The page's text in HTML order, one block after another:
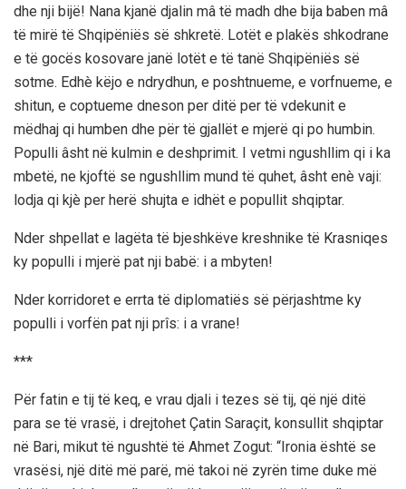
dhe nji bijë! Nana kjanë djalin mâ të madh dhe bija baben mâ
të mirë të Shqipëniës së shkretë. Lotët e plakës shkodrane
e të gocës kosovare janë lotët e të tanë Shqipëniës së
sotme. Edhè këjo e ndrydhun, e poshtnueme, e vorfnueme, e
shitun, e coptueme dneson per ditë per të vdekunit e
mëdhaj qi humben dhe për të gjallët e mjerë qi po humbin.
Populli âsht në kulmin e deshprimit. I vetmi ngushllim qi i ka
mbetë, ne kjoftë se ngushllim mund të quhet, âsht enè vaji:
lodja qi kjè per herë shujta e idhët e popullit shqiptar.
Nder shpellat e lagëta të bjeshkëve kreshnike të Krasniqes
ky populli i mjerë pat nji babë: i a mbyten!
Nder korridoret e errta të diplomatiës së përjashtme ky
populli i vorfën pat nji prîs: i a vrane!
***
Për fatin e tij të keq, e vrau djali i tezes së tij, që një ditë
para se të vrasë, i drejtohet Çatin Saraçit, konsullit shqiptar
në Bari, mikut të ngushtë të Ahmet Zogut: “Ironia është se
vrasësi, një ditë më parë, më takoi në zyrën time duke më